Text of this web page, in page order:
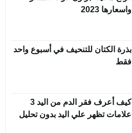
واسعارها 2023
بذرة الكتان للتنحيف في أسبوع واحد
فقط
كيف أعرف فقر الدم من اليد 3
علامات تظهر علي اليد بدون تحليل